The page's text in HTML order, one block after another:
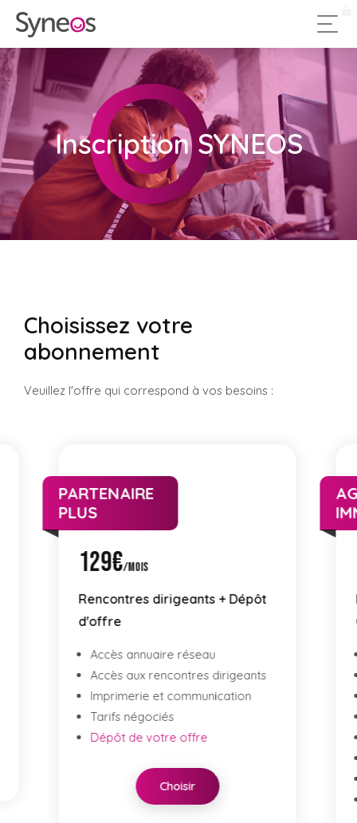
Inscription SYNEOS
Choisissez votre
abonnement
Veuillez l'offre qui correspond à vos besoins :
AGENCE
IMMOBILIÈRE
149€/mois
Rencontres dirigeants +
Centrale d'achat
Accès annuaire réseau
Accès aux rencontres dirigeants
Imprimerie et communication
Tarifs négociés
Centrale d'achat immobilière
Formation
Juridique et expertise